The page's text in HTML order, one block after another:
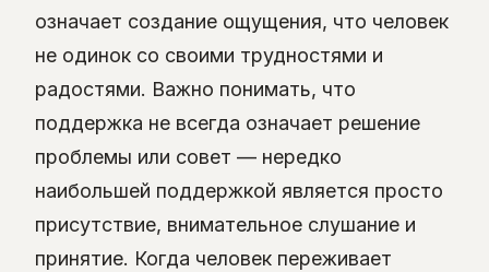
означает создание ощущения, что человек
не одинок со своими трудностями и
радостями. Важно понимать, что
поддержка не всегда означает решение
проблемы или совет — нередко
наибольшей поддержкой является просто
присутствие, внимательное слушание и
принятие. Когда человек переживает